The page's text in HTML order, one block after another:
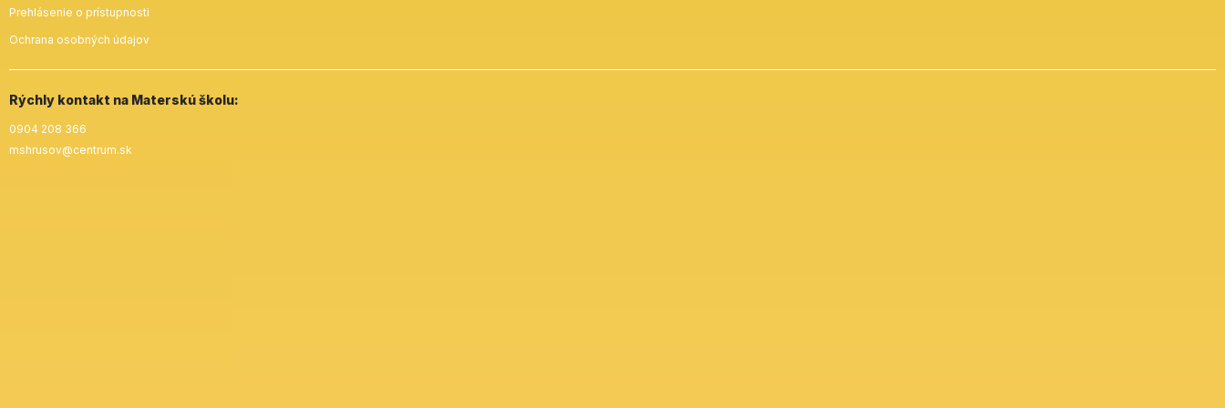
Prehlásenie o prístupnosti
Ochrana osobných údajov
Rýchly kontakt na Materskú školu:
0904 208 366
mshrusov@centrum.sk